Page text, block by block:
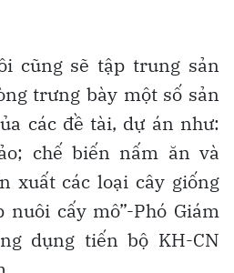
cũng sẽ tập trung sản
trưng bày một số sản
các đề tài, dự án như:
chế biến nấm ăn và
xuất các loại cây giống
nuôi cấy mô”-Phó Giám
dụng tiến bộ KH-CN